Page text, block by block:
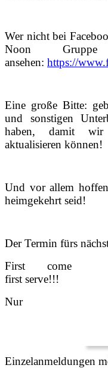
Wer nicht bei
Noon
ansehen: https://
Eine große Bitte:
und sonstigen
haben, damit wir
aktualisieren können!
Und vor allem
heimgekehrt seid!
Der Termin fürs
First come
first serve!!!
Nur
Einzelanmeldungen